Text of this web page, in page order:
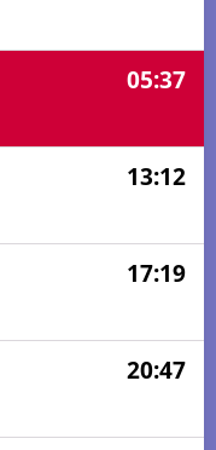
05:37
13:12
17:19
20:47